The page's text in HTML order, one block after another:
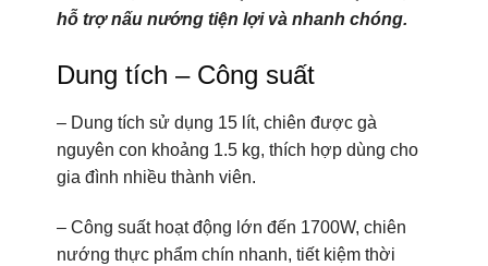
hỗ trợ nấu nướng tiện lợi và nhanh chóng.
Dung tích – Công suất
– Dung tích sử dụng 15 lít, chiên được gà
nguyên con khoảng 1.5 kg, thích hợp dùng cho
gia đình nhiều thành viên.
– Công suất hoạt động lớn đến 1700W, chiên
nướng thực phẩm chín nhanh, tiết kiệm thời